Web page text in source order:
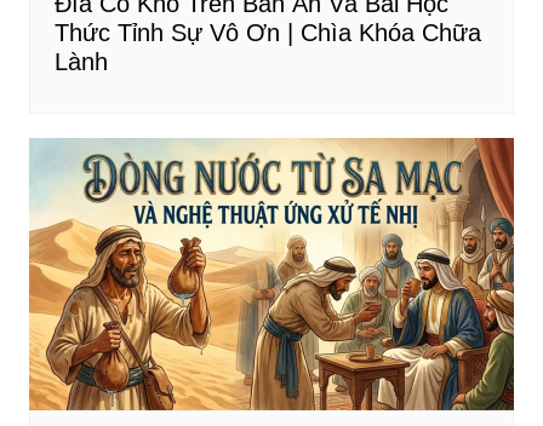
Thức Tỉnh Sự Vô Ơn | Chìa Khóa Chữa
Lành